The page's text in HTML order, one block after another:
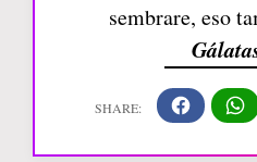
sembrare, eso